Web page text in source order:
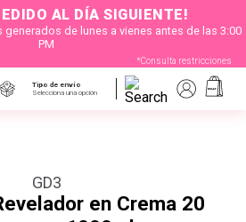
AL DÍA SIGUIENTE!
de lunes a vienes antes de las 3:00
PM
*Consulta restricciones
Tipo de envío
Selecciona una opción
GD3
en Crema 20